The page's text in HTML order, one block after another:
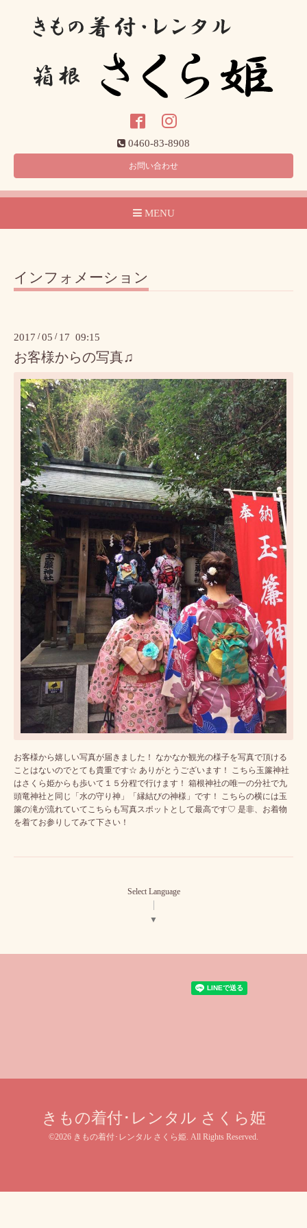
0460-83-8908
お問い合わせ
MENU
インフォメーション
2017 /05 / 17 09:15
お客様からの写真♫
お客様から嬉しい写真が届きました！ なかなか観光の様子を写真で頂ける
ことはないのでとても貴重です☆ ありがとうございます！ こちら玉簾神社
はさくら姫からも歩いて１５分程で行けます！ 箱根神社の唯一の分社で九
頭竜神社と同じ「水の守り神」「縁結びの神様」です！ こちらの横には玉
簾の滝が流れていてこちらも写真スポットとして最高です♡ 是非、お着物
を着てお参りしてみて下さい！
Select Language
▼
きもの着付･レンタル さくら姫
©2026 きもの着付･レンタル さくら姫. All Rights Reserved.